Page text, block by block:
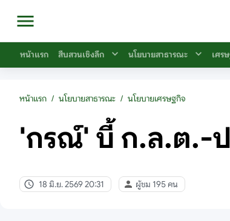
หน้าแรก สืบสวนเชิงลึก นโยบายสาธารณะ เศร
หน้าแรก / นโยบายสาธารณะ / นโยบายเศรษฐกิจ
'กรณ์' บี้ ก.ล.ต.-ป
18 มิ.ย. 2569 20:31 ผู้ชม 195 คน